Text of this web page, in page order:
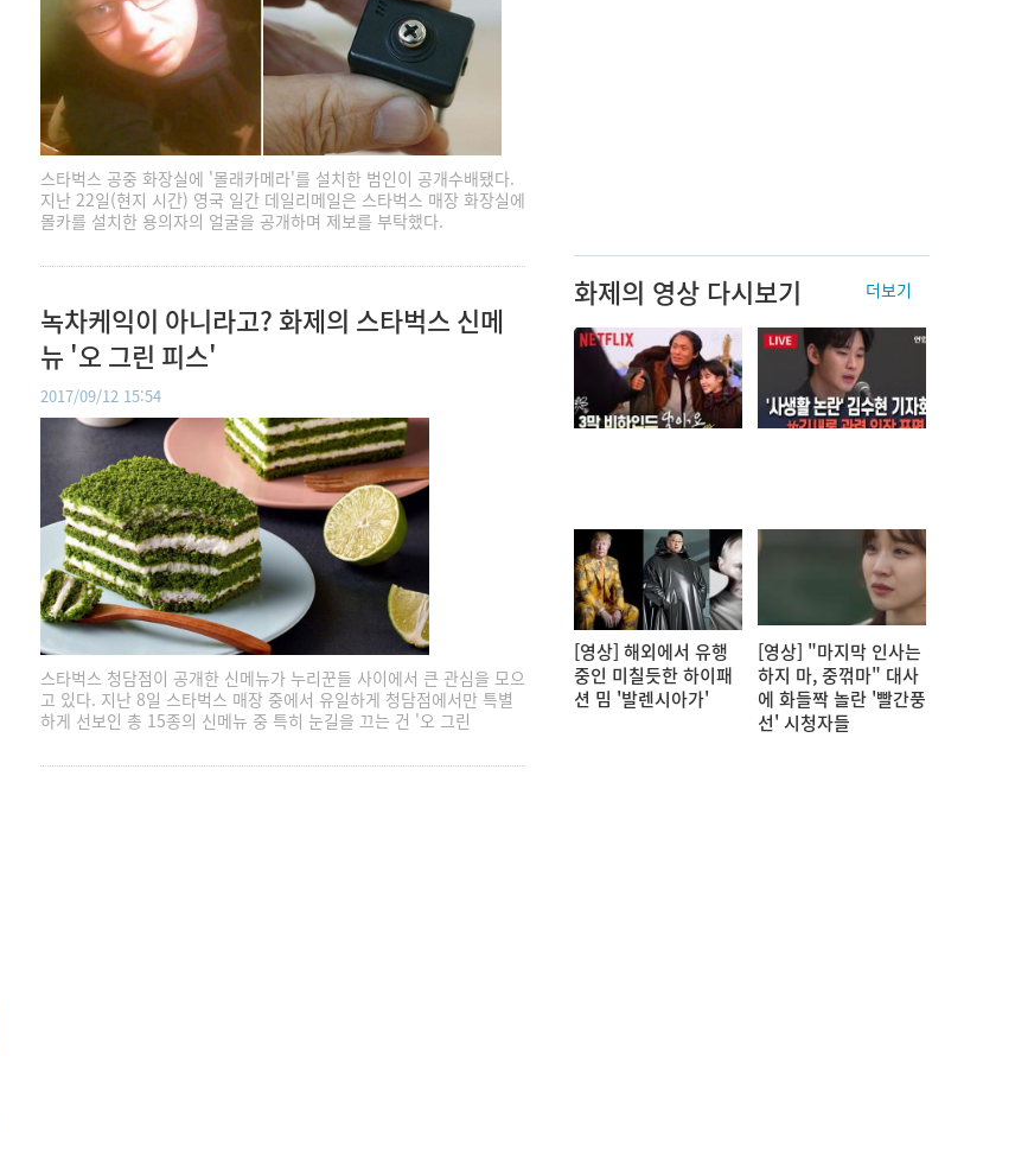
스타벅스 공중 화장실에 '몰래카메라'를 설치한 범인이 공개수배됐다.
지난 22일(현지 시간) 영국 일간 데일리메일은 스타벅스 매장 화장실에
몰카를 설치한 용의자의 얼굴을 공개하며 제보를 부탁했다.
녹차케익이 아니라고? 화제의 스타벅스 신메
뉴 '오 그린 피스'
2017/09/12 15:54
스타벅스 청담점이 공개한 신메뉴가 누리꾼들 사이에서 큰 관심을 모으
고 있다. 지난 8일 스타벅스 매장 중에서 유일하게 청담점에서만 특별
하게 선보인 총 15종의 신메뉴 중 특히 눈길을 끄는 건 '오 그린
화제의 영상 다시보기 더보기
[영상] 해외에서 유행
중인 미칠듯한 하이패
션 밈 '발렌시아가'
[영상] "마지막 인사는
하지 마, 중꺾마" 대사
에 화들짝 놀란 '빨간풍
선' 시청자들